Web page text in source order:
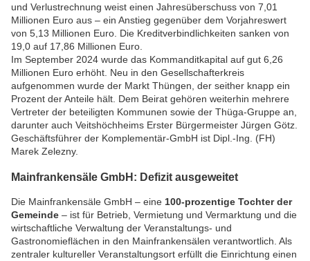
und Verlustrechnung weist einen Jahresüberschuss von 7,01
Millionen Euro aus – ein Anstieg gegenüber dem Vorjahreswert
von 5,13 Millionen Euro. Die Kreditverbindlichkeiten sanken von
19,0 auf 17,86 Millionen Euro.
Im September 2024 wurde das Kommanditkapital auf gut 6,26
Millionen Euro erhöht. Neu in den Gesellschafterkreis
aufgenommen wurde der Markt Thüngen, der seither knapp ein
Prozent der Anteile hält. Dem Beirat gehören weiterhin mehrere
Vertreter der beteiligten Kommunen sowie der Thüga-Gruppe an,
darunter auch Veitshöchheims Erster Bürgermeister Jürgen Götz.
Geschäftsführer der Komplementär-GmbH ist Dipl.-Ing. (FH)
Marek Zelezny.
Mainfrankensäle GmbH: Defizit ausgeweitet
Die Mainfrankensäle GmbH – eine 100-prozentige Tochter der
Gemeinde – ist für Betrieb, Vermietung und Vermarktung und die
wirtschaftliche Verwaltung der Veranstaltungs- und
Gastronomieflächen in den Mainfrankensälen verantwortlich. Als
zentraler kultureller Veranstaltungsort erfüllt die Einrichtung einen